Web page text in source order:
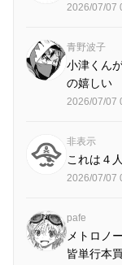
2026/07/07
青野波子
小津くん
の嬉しい
2026/07/07
非表示
これは４
2026/07/07
pafe
メトロノ
皆単行本